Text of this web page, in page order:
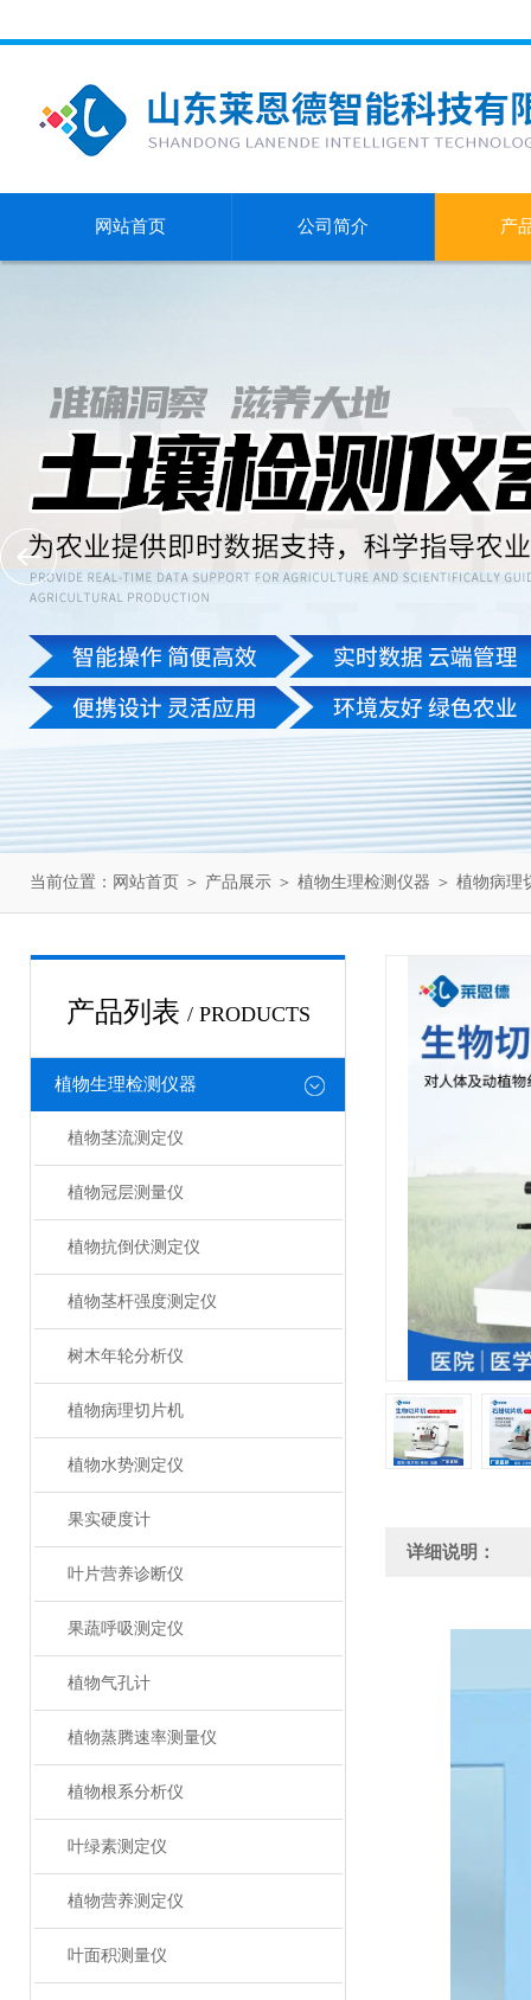
网站首页 公司简介 产
当前位置： 网站首页 ＞ 产品展示 ＞ 植物生理检测仪器 ＞ 植物病理
产品列表 / PRODUCTS
植物生理检测仪器
植物茎流测定仪
植物冠层测量仪
植物抗倒伏测定仪
植物茎杆强度测定仪
树木年轮分析仪
植物病理切片机
植物水势测定仪
果实硬度计
叶片营养诊断仪
果蔬呼吸测定仪
植物气孔计
植物蒸腾速率测量仪
植物根系分析仪
叶绿素测定仪
植物营养测定仪
叶面积测量仪
详细说明：